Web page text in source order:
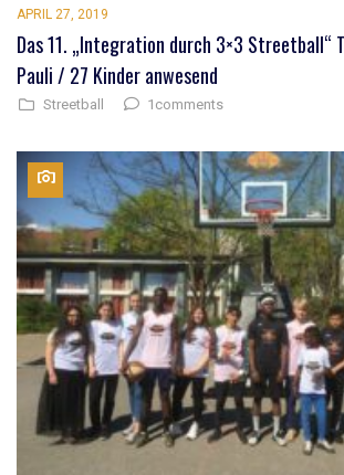
APRIL 27, 2019
Das 11. „Integration durch 3×3 Streetball“
Pauli / 27 Kinder anwesend
Streetball 1comments